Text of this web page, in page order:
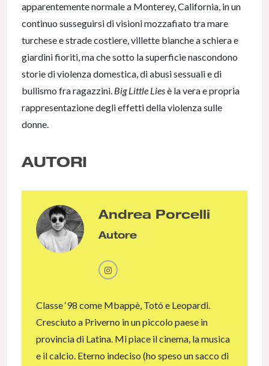
apparentemente normale a Monterey, California, in un
continuo susseguirsi di visioni mozzafiato tra mare
turchese e strade costiere, villette bianche a schiera e
giardini fioriti, ma che sotto la superficie nascondono
storie di violenza domestica, di abusi sessuali e di
bullismo fra ragazzini. Big Little Liesè la vera e propria
rappresentazione degli effetti della violenza sulle
donne.
AUTORI
Andrea Porcelli
Autore
Classe ‘98 come Mbappè, Totó e Leopardi.
Cresciuto a Priverno in un piccolo paese in
provincia di Latina. Mi piace il cinema, la musica
e il calcio. Eterno indeciso (ho speso un sacco di